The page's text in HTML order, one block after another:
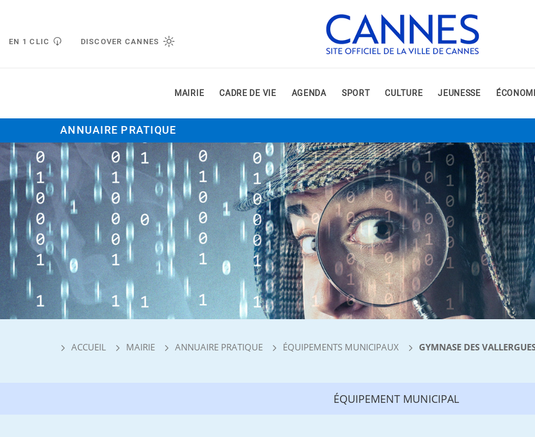
EN 1 CLIC DISCOVER CANNES
MAIRIE CADRE DE VIE AGENDA SPORT CULTURE JEUNESSE
ANNUAIRE PRATIQUE
ACCUEIL MAIRIE ANNUAIRE PRATIQUE ÉQUIPEMENTS MUNICIPAUX GYMNASE DES
ÉQUIPEMENT MUNICIPAL